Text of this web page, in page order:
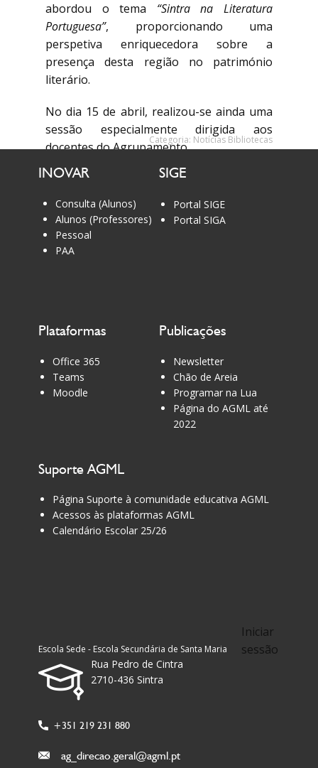
abordou o tema “Sintra na Literatura
Portuguesa”, proporcionando uma
perspetiva enriquecedora sobre a
presença desta região no património
literário.
No dia 15 de abril, realizou-se ainda uma
sessão especialmente dirigida aos
docentes do Agrupamento.
Categoria: Notícias Bibliotecas
INOVAR
Consulta (Alunos)
Alunos (Professores)
Pessoal
PAA
SIGE
Portal SIGE
Portal SIGA
Plataformas
Office 365
Teams
Moodle
Publicações
Newsletter
Chão de Areia
Programar na Lua
Página do AGML até
2022
Suporte AGML
Página Suporte à comunidade educativa AGML
Acessos às plataformas AGML
Calendário Escolar 25/26
Iniciar
sessão
Escola Sede - Escola Secundária de Santa Maria
Rua Pedro de Cintra
2710-436 Sintra
+351 219 231 880
ag_direcao.geral@agml.pt